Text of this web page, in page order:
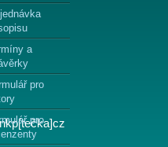
a
pro
pro